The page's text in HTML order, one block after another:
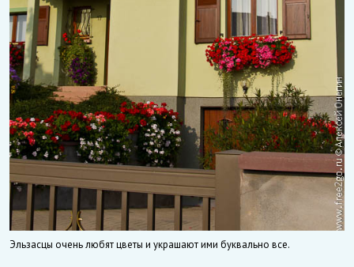
Эльзасцы очень любят цветы и украшают ими буквально все.